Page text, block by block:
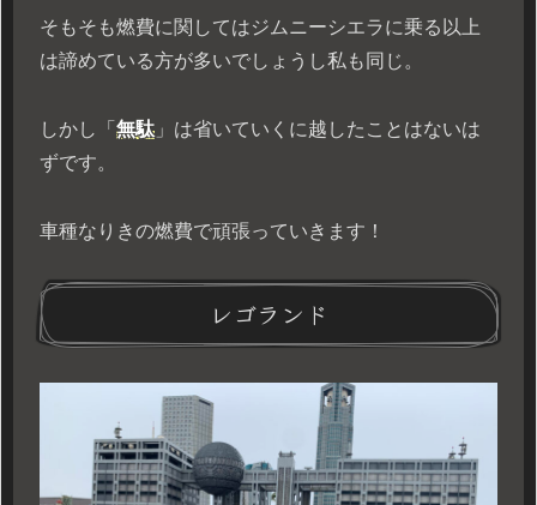
そもそも燃費に関してはジムニーシエラに乗る以上
は諦めている方が多いでしょうし私も同じ。
しかし「 無駄 」は省いていくに越したことはないは
ずです。
車種なりきの燃費で頑張っていきます！
レゴランド